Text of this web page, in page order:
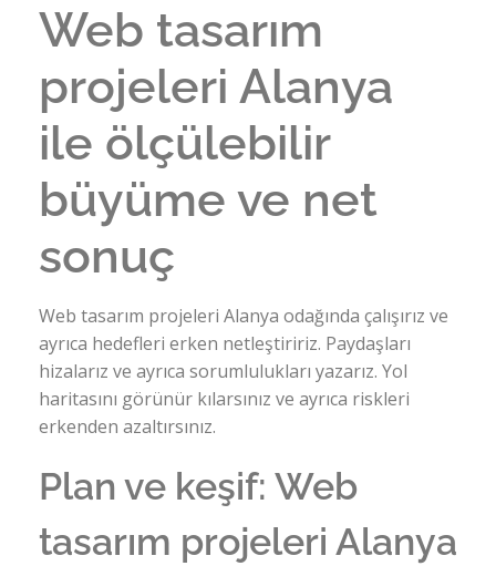
Web tasarım
projeleri Alanya
ile ölçülebilir
büyüme ve net
sonuç
Web tasarım projeleri Alanya odağında çalışırız ve
ayrıca hedefleri erken netleştiririz. Paydaşları
hizalarız ve ayrıca sorumlulukları yazarız. Yol
haritasını görünür kılarsınız ve ayrıca riskleri
erkenden azaltırsınız.
Plan ve keşif: Web
tasarım projeleri Alanya